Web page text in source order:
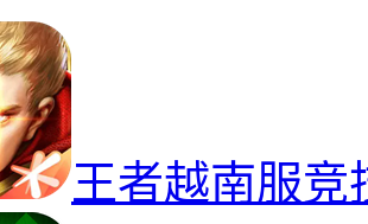
王者越南服竞